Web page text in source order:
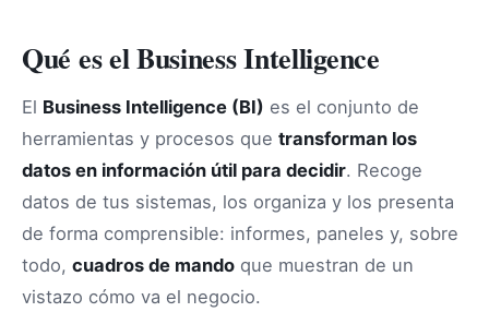
Qué es el Business Intelligence
El Business Intelligence (BI) es el conjunto de
herramientas y procesos que transforman los
datos en información útil para decidir. Recoge
datos de tus sistemas, los organiza y los presenta
de forma comprensible: informes, paneles y, sobre
todo, cuadros de mando que muestran de un
vistazo cómo va el negocio.